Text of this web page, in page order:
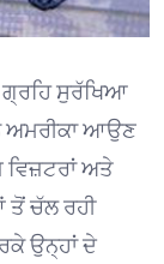
ਗ੍ਰਹਿ ਸੁਰੱਖਿਆ
ਅਮਰੀਕਾ ਆਉਣ
ਅਤੇ
ਤੋਂ ਚੱਲ ਰਹੀ
ਉਨ੍ਹਾਂ ਦੇ